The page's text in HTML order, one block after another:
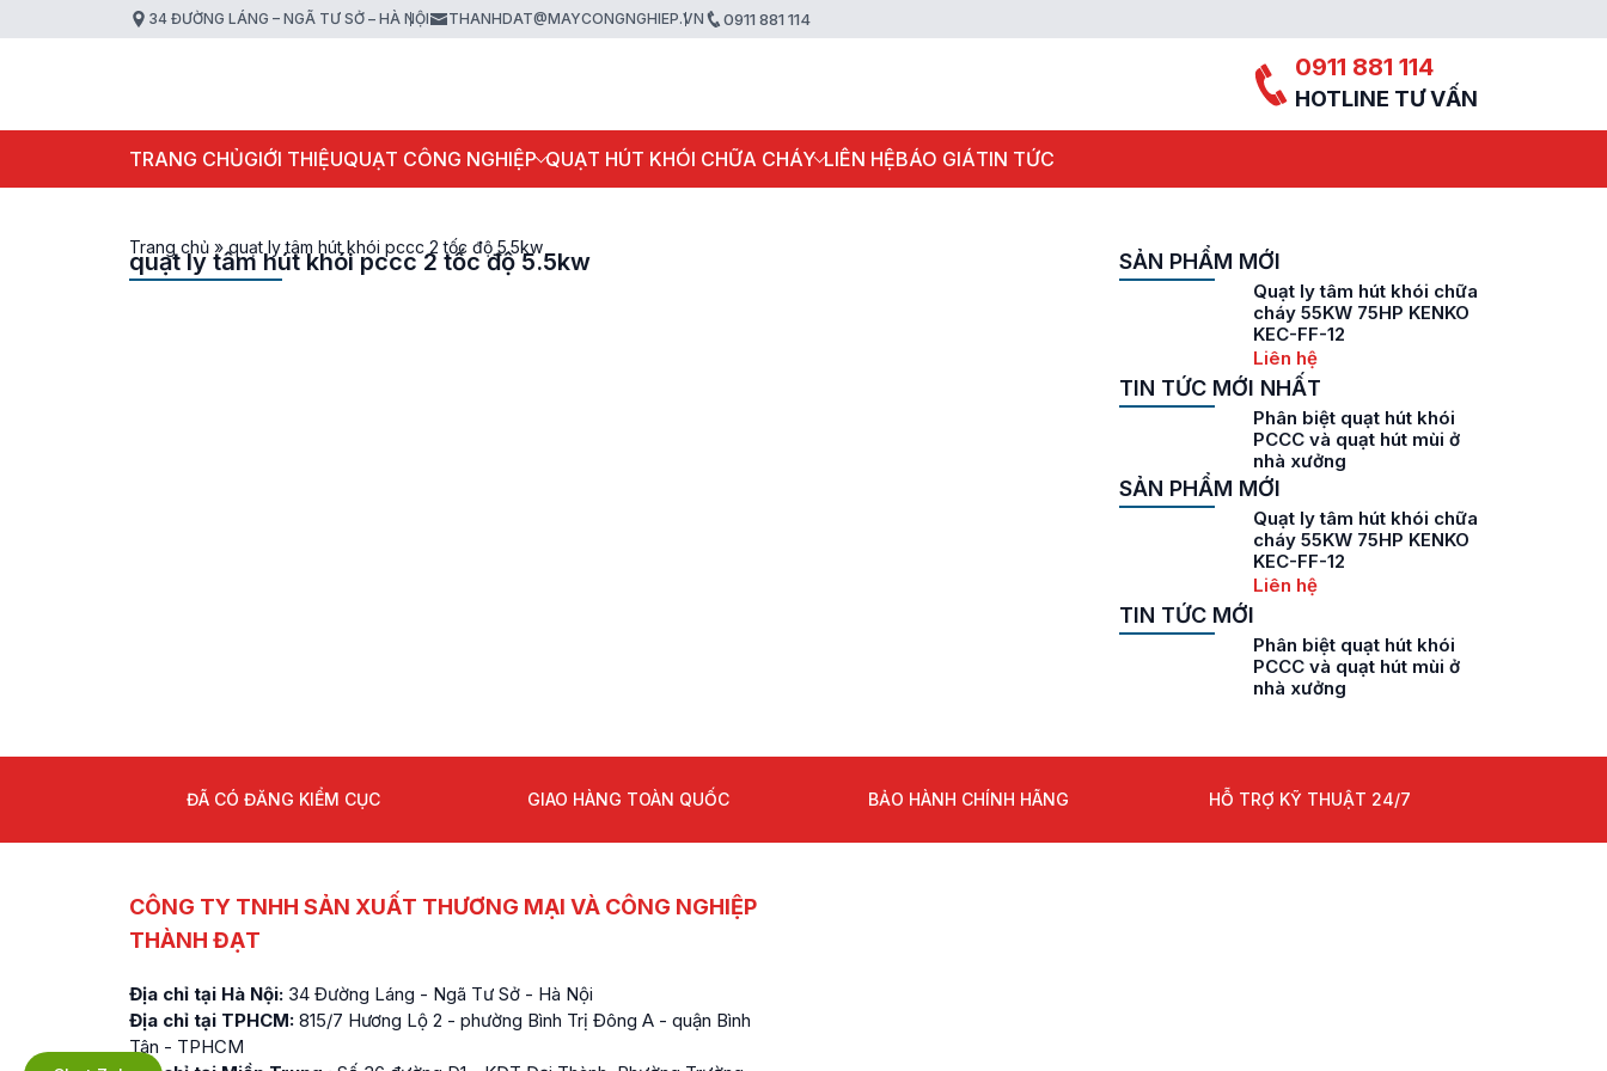
34 ĐƯỜNG LÁNG – NGÃ TƯ SỞ – HÀ NỘI THANHDAT@MAYCONGNGHIEP.VN 0911 881 114
0911 881 114
HOTLINE TƯ VẤN
TRANG CHỦGIỚI THIỆUQUẠT CÔNG NGHIỆP QUẠT HÚT KHÓI CHỮA CHÁY LIÊN HỆBÁO GIÁTIN TỨC
Trang chủ »quạt ly tâm hút khói pccc 2 tốc độ 5.5kw
quạt ly tâm hút khói pccc 2 tốc độ 5.5kw SẢN PHẨM MỚI
Quạt ly tâm hút khói chữa
cháy 55KW 75HP KENKO
KEC-FF-12
Liên hệ
TIN TỨC MỚI NHẤT
Phân biệt quạt hút khói
PCCC và quạt hút mùi ở
nhà xưởng
SẢN PHẨM MỚI
Quạt ly tâm hút khói chữa
cháy 55KW 75HP KENKO
KEC-FF-12
Liên hệ
TIN TỨC MỚI
Phân biệt quạt hút khói
PCCC và quạt hút mùi ở
nhà xưởng
ĐÃ CÓ ĐĂNG KIỂM CỤC GIAO HÀNG TOÀN QUỐC BẢO HÀNH CHÍNH HÃNG HỖ TRỢ KỸ THUẬT 24/7
CÔNG TY TNHH SẢN XUẤT THƯƠNG MẠI VÀ CÔNG NGHIỆP
THÀNH ĐẠT
Địa chỉ tại Hà Nội: 34 Đường Láng - Ngã Tư Sở - Hà Nội
Địa chỉ tại TPHCM: 815/7 Hương Lộ 2 - phường Bình Trị Đông A - quận Bình
Tân - TPHCM